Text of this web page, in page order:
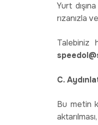
Yurt
rızanızla
Talebiniz
C.
Bu metin